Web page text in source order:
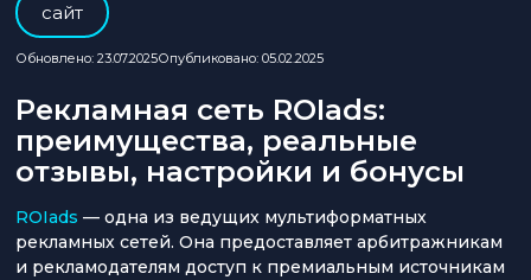
cайт
Обновлено: 23.07.2025Опубликовано: 05.02.2025
Рекламная сеть ROIads:
преимущества, реальные
отзывы, настройки и бонусы
ROIads — одна из ведущих мультиформатных
рекламных сетей. Она предоставляет арбитражникам
и рекламодателям доступ к премиальным источникам